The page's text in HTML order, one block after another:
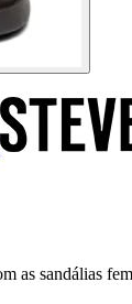
as sandálias